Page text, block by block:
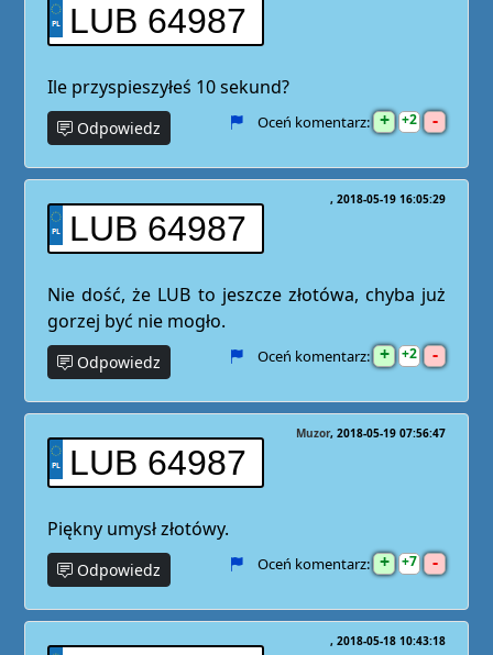
LUB 64987
Ile przyspieszyłeś 10 sekund?
Odpowiedz Oceń komentarz: + 2 -
LUB 64987
2018-05-19 16:05:29
Nie dość, że LUB to jeszcze złotówa, chyba już
gorzej być nie mogło.
Odpowiedz Oceń komentarz: + 2 -
LUB 64987
Muzor 2018-05-19 07:56:47
Piękny umysł złotówy.
Odpowiedz Oceń komentarz: + 7 -
2018-05-18 10:43:18